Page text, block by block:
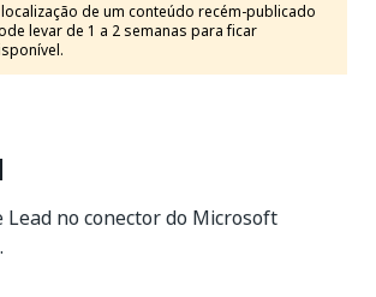
de um conteúdo recém-publicado
levar de 1 a 2 semanas para ficar
Lead no conector do Microsoft